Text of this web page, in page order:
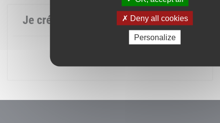
Deny all cookies
Personalize
Je crée mon compte